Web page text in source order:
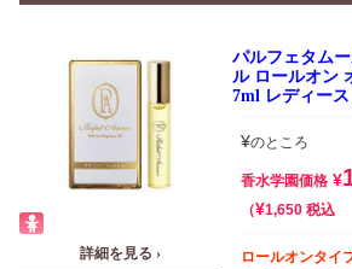
詳細を見る ›
パルフェタム
ル ロールオン
7ml レディー
¥のところ
香水学園価格 ¥
¥1,650 税込
ロールオンタイ